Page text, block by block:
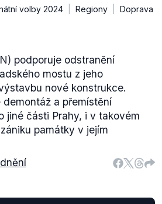
volby 2024
Regiony Doprava
podporuje odstranění
mostu z jeho
nové konstrukce.
demontáž a přemístění
jiné části Prahy, i v takovém
památky v jejím